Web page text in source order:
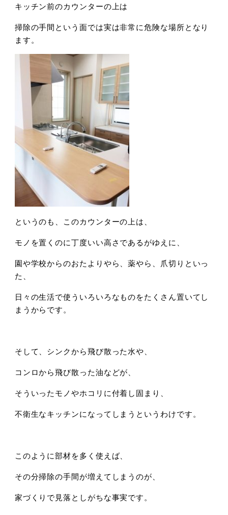
キッチン前のカウンターの上は
掃除の手間という面では実は非常に危険な場所となり
ます。
というのも、このカウンターの上は、
モノを置くのに丁度いい高さであるがゆえに、
園や学校からのおたよりやら、薬やら、爪切りといっ
た、
日々の生活で使ういろいろなものをたくさん置いてし
まうからです。
そして、シンクから飛び散った水や、
コンロから飛び散った油などが、
そういったモノやホコリに付着し固まり、
不衛生なキッチンになってしまうというわけです。
このように部材を多く使えば、
その分掃除の手間が増えてしまうのが、
家づくりで見落としがちな事実です。